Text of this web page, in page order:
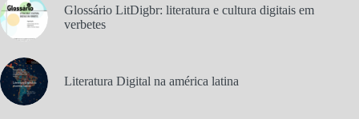
Glossário LitDigbr: literatura e cultura digitais em
verbetes
Literatura Digital na américa latina